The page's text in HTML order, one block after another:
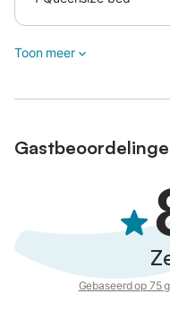
Toon meer
Gebaseerd op 75